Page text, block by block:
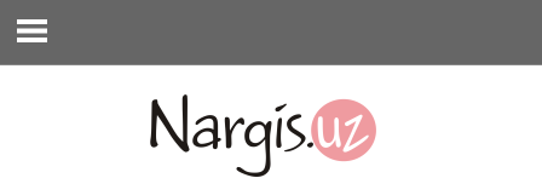
содержимому